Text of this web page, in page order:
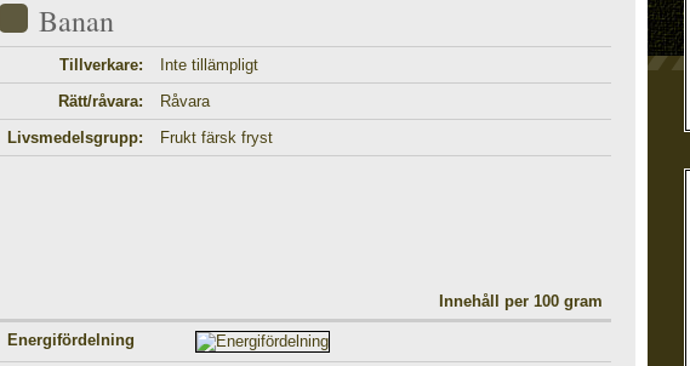
Banan
Tillverkare:
Inte tillämpligt
Rätt/råvara:
Råvara
Livsmedelsgrupp:
Frukt färsk fryst
Innehåll per 100 gram
Energifördelning